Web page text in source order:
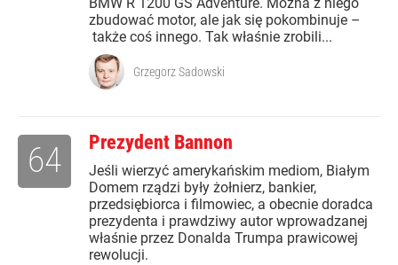
zbudować motor, ale jak się pokombinuje –
także coś innego. Tak właśnie zrobili...
Grzegorz Sadowski
Prezydent Bannon
Jeśli wierzyć amerykańskim mediom, Białym
Domem rządzi były żołnierz, bankier,
przedsiębiorca i filmowiec, a obecnie doradca
prezydenta i prawdziwy autor wprowadzanej
właśnie przez Donalda Trumpa prawicowej
rewolucji.
64